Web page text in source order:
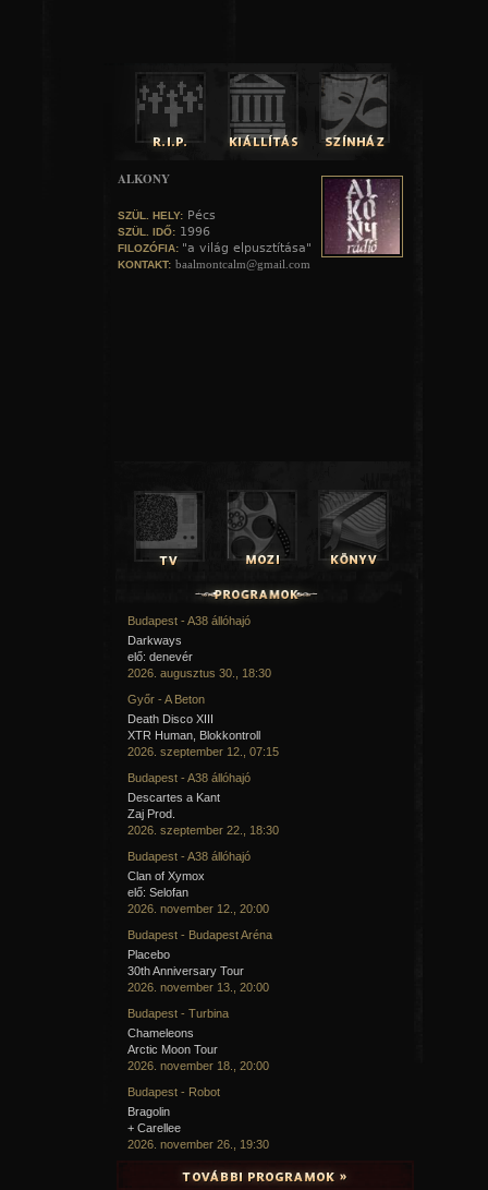
ALKONY
SZÜL. HELY: Pécs
SZÜL. IDŐ: 1996
FILOZÓFIA: "a világ elpusztítása"
KONTAKT: baalmontcalm@gmail.com
Budapest - A38 állóhajó
Darkways
elő: denevér
2026. augusztus 30., 18:30
Győr - A Beton
Death Disco XIII
XTR Human, Blokkontroll
2026. szeptember 12., 07:15
Budapest - A38 állóhajó
Descartes a Kant
Zaj Prod.
2026. szeptember 22., 18:30
Budapest - A38 állóhajó
Clan of Xymox
elő: Selofan
2026. november 12., 20:00
Budapest - Budapest Aréna
Placebo
30th Anniversary Tour
2026. november 13., 20:00
Budapest - Turbina
Chameleons
Arctic Moon Tour
2026. november 18., 20:00
Budapest - Robot
Bragolin
+ Carellee
2026. november 26., 19:30